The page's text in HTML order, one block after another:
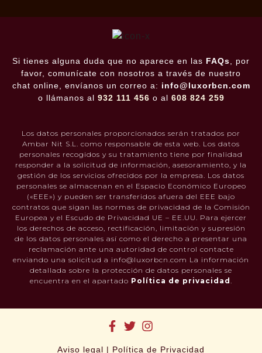
Si tienes alguna duda que no aparece en las FAQs , por
favor, comunícate con nosotros a través de nuestro
chat online, envíanos un correo a: info@luxorbcn.com
o llámanos al 932 111 456 o al 608 824 259
Los datos personales proporcionados serán tratados por
Ambar Nit S.L. como responsable de esta web. Los datos
personales recogidos y su tratamiento tiene por finalidad
responder a la solicitud de información, asesoramiento, y la
gestión de los servicios ofrecidos por la empresa. Los datos
personales se almacenan en el Espacio Económico Europeo
(«EEE») y pueden ser transferidos afuera del EEE bajo
contratos que sigan las normas de privacidad de la Comisión
Europea y el Escudo de Privacidad UE – EE.UU. Para ejercer
los derechos de acceso, rectificación, limitación y supresión
de los datos personales así como el derecho a presentar una
reclamación ante una autoridad de control contacte
enviando una solicitud a info@luxorbcn.com La información
detallada sobre la protección de datos personales se
encuentra en el apartado Política de privacidad .
Aviso legal | Política de Privacidad